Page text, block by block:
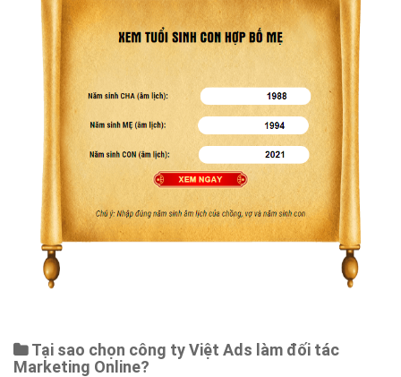
Tại sao chọn công ty Việt Ads làm đối tác
Marketing Online?